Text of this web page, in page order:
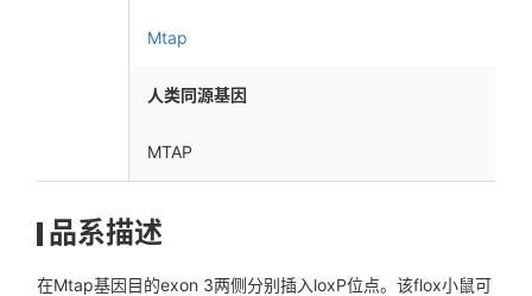
Mtap
人类同源基因
MTAP
品系描述
在Mtap基因目的exon 3两侧分别插入loxP位点。该flox小鼠可